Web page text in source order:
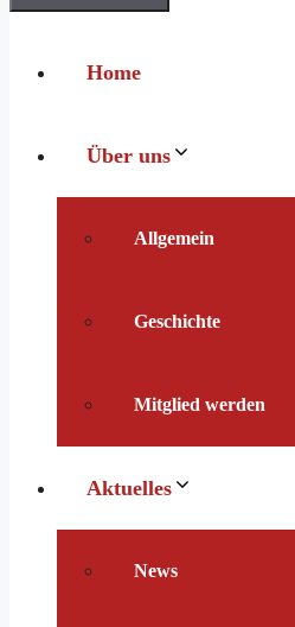
Home
Über uns
Allgemein
Geschichte
Mitglied werden
Aktuelles
News